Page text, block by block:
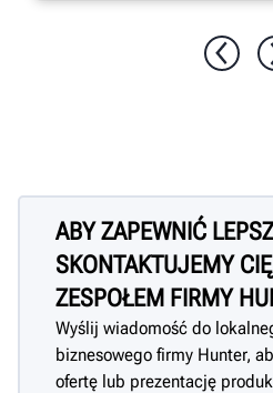
ABY ZAPEWNIĆ
SKONTAKTUJEMY
ZESPOŁEM FIRMY
Wyślij wiadomość do
biznesowego firmy Hunter,
ofertę lub prezentację